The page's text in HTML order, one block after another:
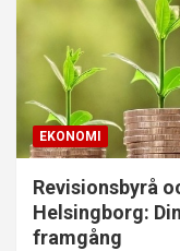
EKONOMI
Revisionsbyrå
Helsingborg:
framgång